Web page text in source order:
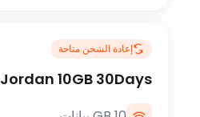
إعادة الشحن متاحة
Jordan 10GB 30Days